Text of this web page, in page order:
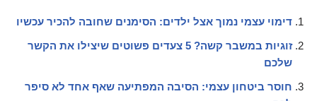
דימוי עצמי נמוך אצל ילדים: הסימנים שחובה להכיר עכשיו
זוגיות במשבר קשה? 5 צעדים פשוטים שיצילו את הקשר
שלכם
חוסר ביטחון עצמי: הסיבה המפתיעה שאף אחד לא סיפר